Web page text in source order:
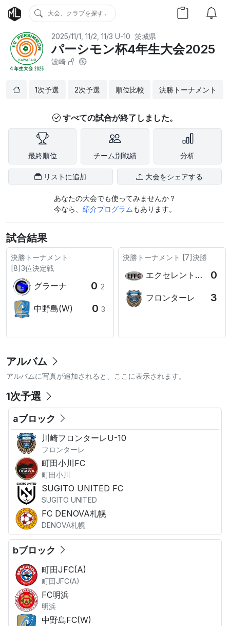
大会、クラブを探す...
2025/11/1, 11/2, 11/3 U-10 茨城県
パーシモン杯4年生大会2025
波崎
1次予選 2次予選 順位比較 決勝トーナメント
すべての試合が終了しました。
最終順位 チーム別戦績 分析
リストに追加 大会をシェアする
あなたの大会でも使ってみませんか？
今なら、 紹介プログラム もあります。
試合結果
決勝トーナメント
[8]3位決定戦
グラーナ 0 2
中野島(W) 0 3
決勝トーナメント [7]決勝
エクセレントフィート 0
フロンターレ 3
アルバム
アルバムに写真が追加されると、ここに表示されます。
1次予選
aブロック
川崎フロンターレU-10
フロンターレ
町田小川FC
町田小川
SUGITO UNITED FC
SUGITO UNITED
FC DENOVA札幌
DENOVA札幌
bブロック
町田JFC(A)
町田JFC(A)
FC明浜
明浜
中野島FC(W)